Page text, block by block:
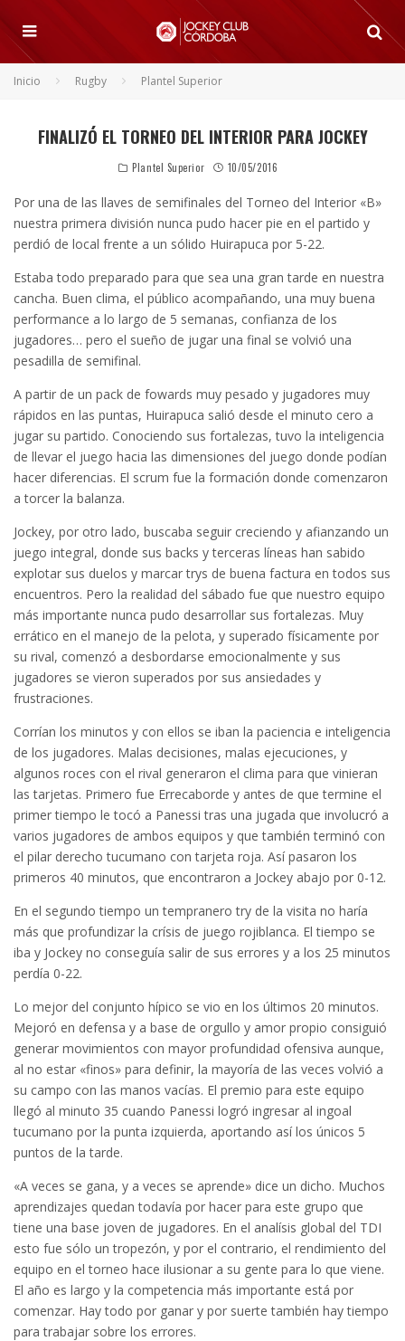
Inicio Rugby Plantel Superior
FINALIZÓ EL TORNEO DEL INTERIOR PARA JOCKEY
Plantel Superior 10/05/2016
Por una de las llaves de semifinales del Torneo del Interior «B»
nuestra primera división nunca pudo hacer pie en el partido y
perdió de local frente a un sólido Huirapuca por 5-22.
Estaba todo preparado para que sea una gran tarde en nuestra
cancha. Buen clima, el público acompañando, una muy buena
performance a lo largo de 5 semanas, confianza de los
jugadores… pero el sueño de jugar una final se volvió una
pesadilla de semifinal.
A partir de un pack de fowards muy pesado y jugadores muy
rápidos en las puntas, Huirapuca salió desde el minuto cero a
jugar su partido. Conociendo sus fortalezas, tuvo la inteligencia
de llevar el juego hacia las dimensiones del juego donde podían
hacer diferencias. El scrum fue la formación donde comenzaron
a torcer la balanza.
Jockey, por otro lado, buscaba seguir creciendo y afianzando un
juego integral, donde sus backs y terceras líneas han sabido
explotar sus duelos y marcar trys de buena factura en todos sus
encuentros. Pero la realidad del sábado fue que nuestro equipo
más importante nunca pudo desarrollar sus fortalezas. Muy
errático en el manejo de la pelota, y superado físicamente por
su rival, comenzó a desbordarse emocionalmente y sus
jugadores se vieron superados por sus ansiedades y
frustraciones.
Corrían los minutos y con ellos se iban la paciencia e inteligencia
de los jugadores. Malas decisiones, malas ejecuciones, y
algunos roces con el rival generaron el clima para que vinieran
las tarjetas. Primero fue Errecaborde y antes de que termine el
primer tiempo le tocó a Panessi tras una jugada que involucró a
varios jugadores de ambos equipos y que también terminó con
el pilar derecho tucumano con tarjeta roja. Así pasaron los
primeros 40 minutos, que encontraron a Jockey abajo por 0-12.
En el segundo tiempo un tempranero try de la visita no haría
más que profundizar la crísis de juego rojiblanca. El tiempo se
iba y Jockey no conseguía salir de sus errores y a los 25 minutos
perdía 0-22.
Lo mejor del conjunto hípico se vio en los últimos 20 minutos.
Mejoró en defensa y a base de orgullo y amor propio consiguió
generar movimientos con mayor profundidad ofensiva aunque,
al no estar «finos» para definir, la mayoría de las veces volvió a
su campo con las manos vacías. El premio para este equipo
llegó al minuto 35 cuando Panessi logró ingresar al ingoal
tucumano por la punta izquierda, aportando así los únicos 5
puntos de la tarde.
«A veces se gana, y a veces se aprende» dice un dicho. Muchos
aprendizajes quedan todavía por hacer para este grupo que
tiene una base joven de jugadores. En el analísis global del TDI
esto fue sólo un tropezón, y por el contrario, el rendimiento del
equipo en el torneo hace ilusionar a su gente para lo que viene.
El año es largo y la competencia más importante está por
comenzar. Hay todo por ganar y por suerte también hay tiempo
para trabajar sobre los errores.